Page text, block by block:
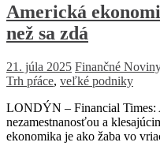
Americká
než sa zdá
21. júla 2025 Finančné
Trh pŕáce, veľké podniky
LONDÝN – Financial Times:
nezamestnanosťou a
ekonomika je ako žaba vo